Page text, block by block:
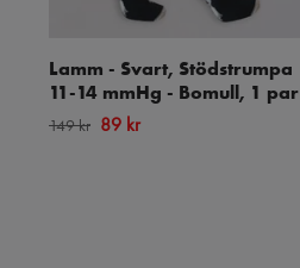
Lamm - Svart, Stödstrumpa
11-14 mmHg - Bomull, 1 par
149 kr 89 kr